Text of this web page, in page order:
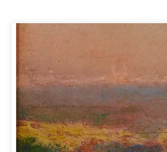
Vue de Paris depuis le parc de
petit cadre comme La